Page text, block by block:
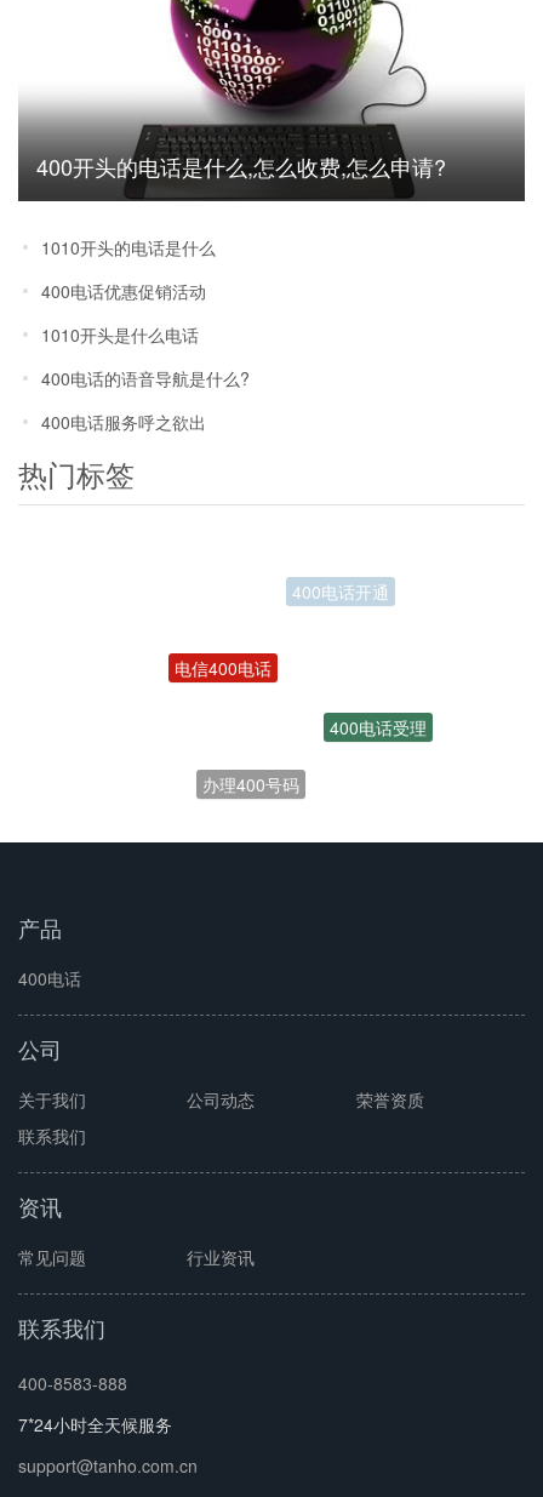
400开头的电话是什么,怎么收费,怎么申请?
1010开头的电话是什么
400电话优惠促销活动
1010开头是什么电话
400电话的语音导航是什么?
400电话服务呼之欲出
热门标签
400电话受理
办理400号码
产品
400电话
公司
关于我们 公司动态
荣誉资质
联系我们
资讯
常见问题 行业资讯
联系我们
400-8583-888
7*24小时全天候服务
support@tanho.com.cn